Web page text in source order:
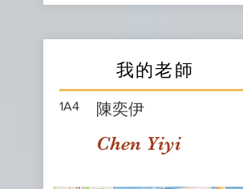
我的老師
1A4 陳奕伊
Chen Yiyi